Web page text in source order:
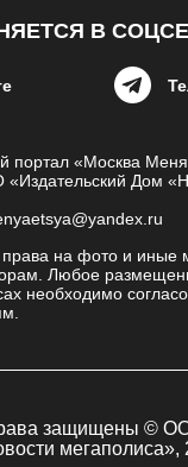
В
портал «Москва
Дом
на фото и иные
Любое
необходимо
защищены ©
мегаполиса»,